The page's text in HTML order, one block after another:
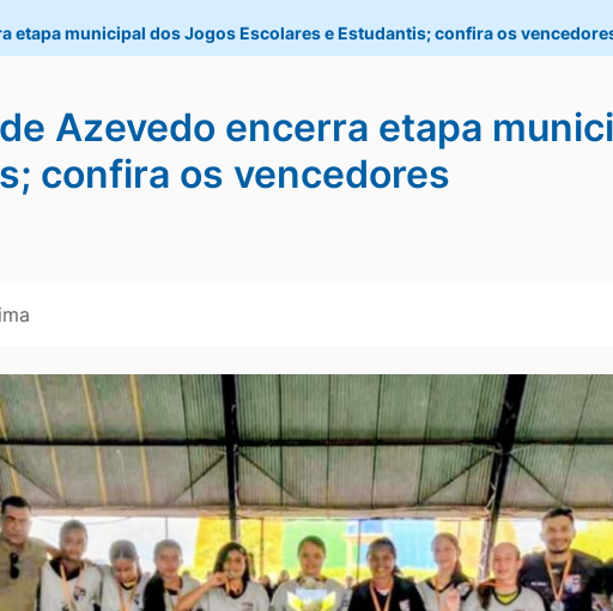
etapa municipal dos Jogos Escolares e Estudantis; confira os
Azevedo encerra etapa
confira os vencedores